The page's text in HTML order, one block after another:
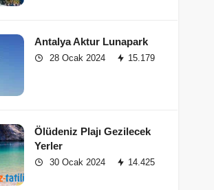
Antalya Aktur Lunapark
28 Ocak 2024 15.179
Ölüdeniz Plajı Gezilecek
Yerler
30 Ocak 2024 14.425